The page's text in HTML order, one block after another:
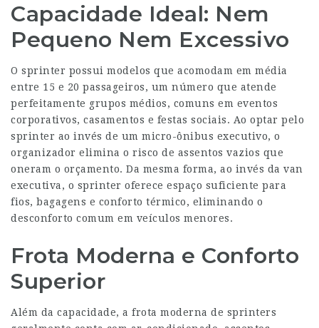
Capacidade Ideal: Nem
Pequeno Nem Excessivo
O sprinter possui modelos que acomodam em média
entre 15 e 20 passageiros, um número que atende
perfeitamente grupos médios, comuns em eventos
corporativos, casamentos e festas sociais. Ao optar pelo
sprinter ao invés de um micro-ônibus executivo, o
organizador elimina o risco de assentos vazios que
oneram o orçamento. Da mesma forma, ao invés da van
executiva, o sprinter oferece espaço suficiente para
fios, bagagens e conforto térmico, eliminando o
desconforto comum em veículos menores.
Frota Moderna e Conforto
Superior
Além da capacidade, a frota moderna de sprinters